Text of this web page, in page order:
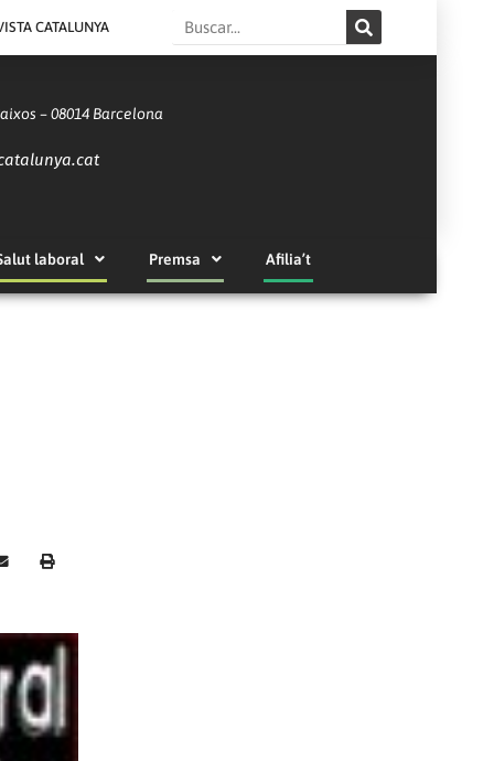
CATALUNYA Search
– 08014 Barcelona
laboral Premsa Afilia’t